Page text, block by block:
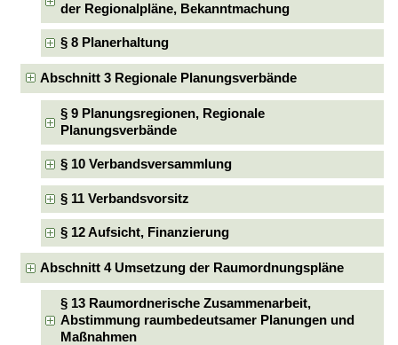
der Regionalpläne, Bekanntmachung
§ 8 Planerhaltung
Abschnitt 3 Regionale Planungsverbände
§ 9 Planungsregionen, Regionale
Planungsverbände
§ 10 Verbandsversammlung
§ 11 Verbandsvorsitz
§ 12 Aufsicht, Finanzierung
Abschnitt 4 Umsetzung der Raumordnungspläne
§ 13 Raumordnerische Zusammenarbeit,
Abstimmung raumbedeutsamer Planungen und
Maßnahmen